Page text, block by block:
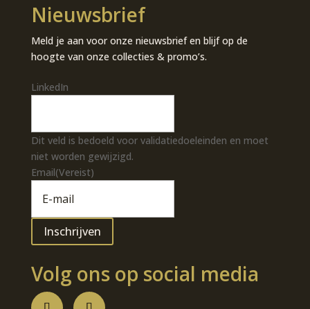
Nieuwsbrief
Meld je aan voor onze nieuwsbrief en blijf op de
hoogte van onze collecties & promo’s.
LinkedIn
Dit veld is bedoeld voor validatiedoeleinden en moet
niet worden gewijzigd.
Email(Vereist)
Volg ons op social media